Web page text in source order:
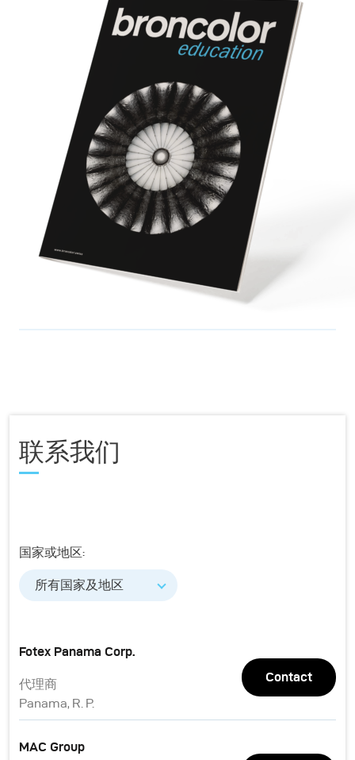
联系我们
国家或地区:
所有国家及地区
Fotex Panama Corp.
代理商
Panama, R. P.
Contact
MAC Group